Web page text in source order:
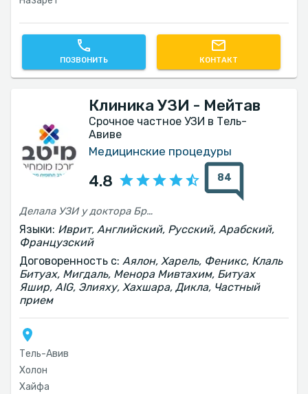
ПОЗВОНИТЬ КОНТАКТ
Клиника УЗИ - Мейтав
Срочное частное УЗИ в Тель-
Авиве
Медицинские процедуры
4.8 84
Делала УЗИ у доктора Браутбера, врач профессиональный, добрый и приятный. Отличный сервис! Спасибо 🙏🏼
Языки: Иврит, Английский, Русский, Арабский,
Французский
Договоренность с: Аялон, Харель, Феникс, Клаль
Битуах, Мигдаль, Менора Мивтахим, Битуах
Яшир, AIG, Элияху, Хахшара, Дикла, Частный
прием
Тель-Авив‎
Холон
Хайфа